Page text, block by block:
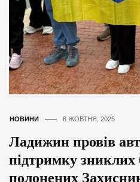
НОВИНИ 6 ЖОВТНЯ, 2025
Ладижин провів
підтримку зниклих
полонених